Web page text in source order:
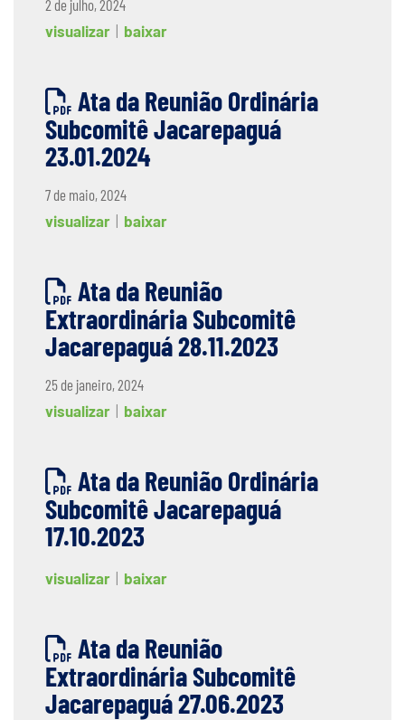
2 de julho, 2024
visualizar
baixar
Ata da Reunião Ordinária
Subcomitê Jacarepaguá
23.01.2024
7 de maio, 2024
visualizar
baixar
Ata da Reunião
Extraordinária Subcomitê
Jacarepaguá 28.11.2023
25 de janeiro, 2024
visualizar
baixar
Ata da Reunião Ordinária
Subcomitê Jacarepaguá
17.10.2023
visualizar baixar
Ata da Reunião
Extraordinária Subcomitê
Jacarepaguá 27.06.2023